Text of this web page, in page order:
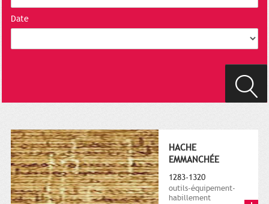
Date
HACHE
EMMANCHÉE
1283-1320
outils-équipement-
habillement